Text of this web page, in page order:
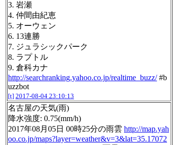
3. 岩瀬
4. 仲間由紀恵
5. オーウェン
6. 13連勝
7. ジュラシックパーク
8. ラプトル
9. 倉科カナ
http://searchranking.yahoo.co.jp/realtime_buzz/#b
uzzbot
[t] 2017-08-04 23:10:13
名古屋の天気(雨)
降水強度: 0.75(mm/h)
2017年08月05日 00時25分の雨雲 http://map.yah
oo.co.jp/maps?layer=weather&v=3&lat=35.17072